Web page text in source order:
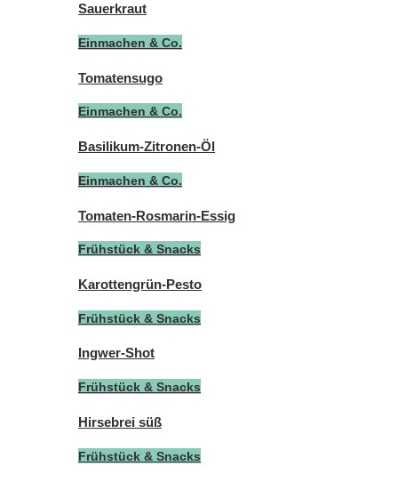
Sauerkraut
Einmachen & Co.
Tomatensugo
Einmachen & Co.
Basilikum-Zitronen-Öl
Einmachen & Co.
Tomaten-Rosmarin-Essig
Frühstück & Snacks
Karottengrün-Pesto
Frühstück & Snacks
Ingwer-Shot
Frühstück & Snacks
Hirsebrei süß
Frühstück & Snacks